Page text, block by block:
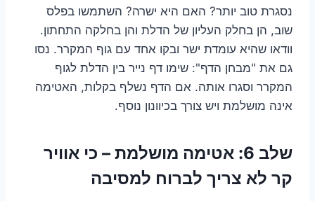
נסגרת טוב יותר? האם היא ישרה? השתמשו בפלס
שוב, הן בחלק העליון של הדלת והן בחלקה התחתון.
וודאו שהיא עומדת ישר ובקו אחד עם גוף המקרר. נסו
גם את "מבחן הדף": שימו דף נייר בין הדלת לגוף
המקרר וסגרו אותה. אם הדף נשלף בקלות, האטימה
אינה מושלמת ויש צורך בכיוונון נוסף.
שלב 6: אטימה מושלמת – כי אוויר
קר לא צריך לברוח למסיבה